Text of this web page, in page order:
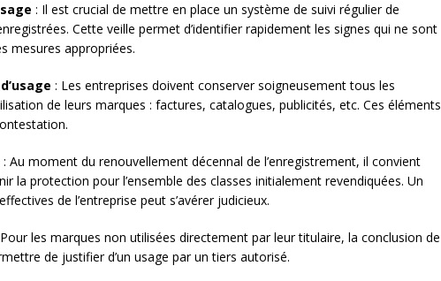
: Il est crucial de mettre en place un système de suivi régulier de
Cette veille permet d’identifier rapidement les signes qui ne sont
mesures appropriées.
: Les entreprises doivent conserver soigneusement tous les
de leurs marques : factures, catalogues, publicités, etc. Ces éléments
: Au moment du renouvellement décennal de l’enregistrement, il convient
la protection pour l’ensemble des classes initialement revendiquées. Un
de l’entreprise peut s’avérer judicieux.
les marques non utilisées directement par leur titulaire, la conclusion de
de justifier d’un usage par un tiers autorisé.